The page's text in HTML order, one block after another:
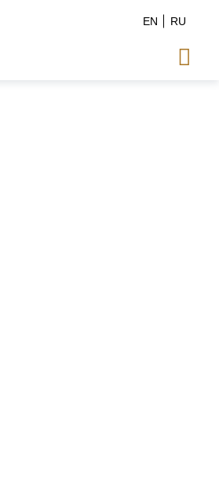

EN RU